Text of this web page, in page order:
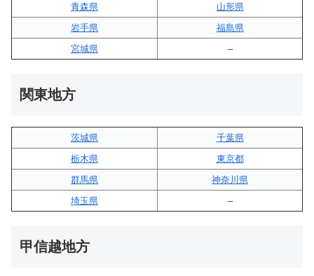
青森県
山形県
岩手県
福島県
宮城県
–
関東地方
茨城県
千葉県
栃木県
東京都
群馬県
神奈川県
埼玉県
–
甲信越地方